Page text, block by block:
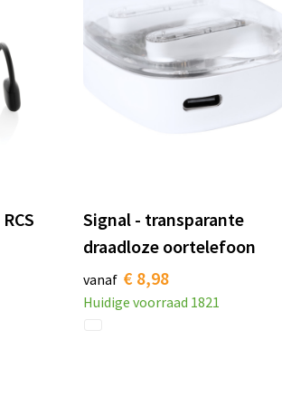
Signal - transparante
draadloze oortelefoon
vanaf € 8,98
Huidige voorraad 1821